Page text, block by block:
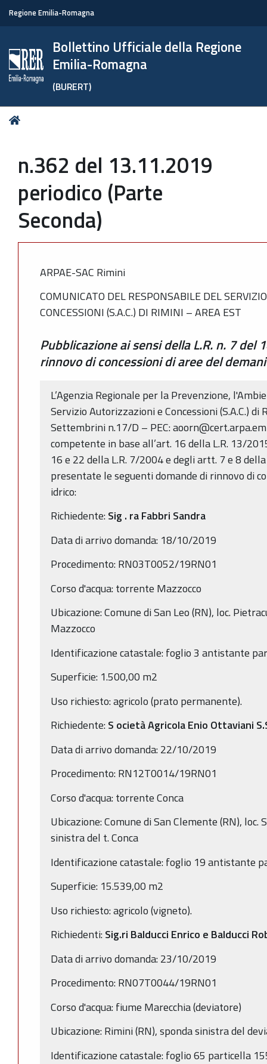
Regione Emilia-Romagna
Bollettino Ufficiale della Regione
Emilia-Romagna
(BURERT)
Tu
n.362 del 13.11.2019
periodico (Parte
Seconda)
ARPAE-SAC Rimini
COMUNICATO DEL RESPONSABILE DEL
CONCESSIONI (S.A.C.) DI RIMINI – AREA EST
Pubblicazione ai sensi della L.R. n. 7 del
rinnovo di concessioni di aree del
L’Agenzia Regionale per la Prevenzione,
Servizio Autorizzazioni e Concessioni (S.A.C.) di
Settembrini n.17/D – PEC:
competente in base all’art. 16 della L.R. 13/
16 e 22 della L.R. 7/2004 e degli artt. 7 e 8
presentate le seguenti domande di rinnovo di
idrico:
Richiedente:Sig . raFabbri Sandra
Data di arrivo domanda: 18/10/2019
Procedimento: RN03T0052/19RN01
Corso d'acqua: torrente Mazzocco
Ubicazione: Comune di San Leo (RN), loc.
Mazzocco
Identificazione catastale: foglio 3 antistante
Superficie: 1.500,00 m2
Uso richiesto: agricolo (prato permanente).
Richiedente:S ocietà Agricola Enio Ottaviani
Data di arrivo domanda: 22/10/2019
Procedimento: RN12T0014/19RN01
Corso d'acqua: torrente Conca
Ubicazione: Comune di San Clemente (RN), loc.
sinistra del t. Conca
Identificazione catastale: foglio 19 antistante
Superficie: 15.539,00 m2
Uso richiesto: agricolo (vigneto).
Richiedenti:Sig.ri Balducci Enrico e Balducci
Data di arrivo domanda: 23/10/2019
Procedimento: RN07T0044/19RN01
Corso d'acqua: fiume Marecchia (deviatore)
Ubicazione: Rimini (RN), sponda sinistra del
Identificazione catastale: foglio 65 particella